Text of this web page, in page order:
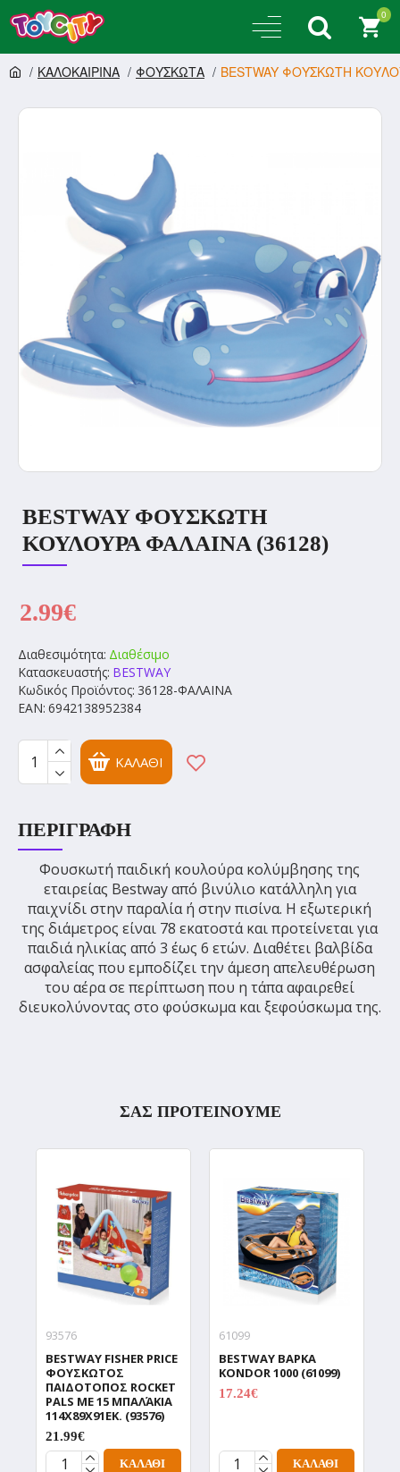
0
ΚΑΛΟΚΑΙΡΙΝΑ ΦΟΥΣΚΩΤΑ BESTWAY ΦΟΥΣΚΩΤΗ
BESTWAY ΦΟΥΣΚΩΤΗ
ΚΟΥΛΟΥΡΑ ΦΑΛΑΙΝΑ (36128)
Διαθεσιμότητα: Διαθέσιμο
Κατασκευαστής: BESTWAY
Κωδικός Προϊόντος: 36128-ΦΑΛΑΙΝΑ
EAN: 6942138952384
2.99€
ΚΑΛΆΘΙ
ΠΕΡΙΓΡΑΦΉ
Φουσκωτή παιδική κουλούρα κολύμβησης της
εταιρείας Bestway από βινύλιο κατάλληλη για
παιχνίδι στην παραλία ή στην πισίνα. Η εξωτερική
της διάμετρος είναι 78 εκατοστά και προτείνεται για
παιδιά ηλικίας από 3 έως 6 ετών. Διαθέτει βαλβίδα
ασφαλείας που εμποδίζει την άμεση απελευθέρωση
του αέρα σε περίπτωση που η τάπα αφαιρεθεί
διευκολύνοντας στο φούσκωμα και ξεφούσκωμα της.
ΣΑΣ ΠΡΟΤΕΙΝΟΥΜΕ
93576
BESTWAY FISHER PRICE
ΦΟΥΣΚΩΤΟΣ
ΠΑΙΔΟΤΟΠΟΣ ROCKET
PALS ΜΕ 15 ΜΠΑΛΆΚΙΑ
114X89X91ΕΚ. (93576)
21.99€
ΚΑΛΆΘΙ
61099
BESTWAY ΒΑΡΚΑ
KONDOR 1000 (61099)
17.24€
ΚΑΛΆΘΙ